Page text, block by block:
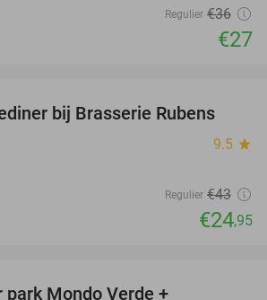
Regulier €36
€27
42%
bij Brasserie Rubens
9.5 star
Regulier €43
€24,95
park Mondo Verde +